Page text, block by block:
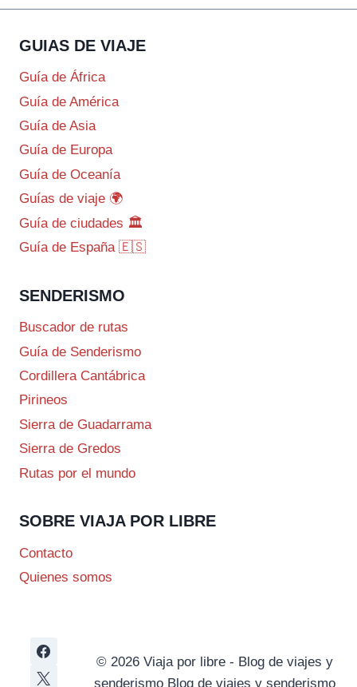
GUIAS DE VIAJE
Guía de África
Guía de América
Guía de Asia
Guía de Europa
Guía de Oceanía
Guías de viaje 🌍
Guía de ciudades 🏛️
Guía de España 🇪🇸
SENDERISMO
Buscador de rutas
Guía de Senderismo
Cordillera Cantábrica
Pirineos
Sierra de Guadarrama
Sierra de Gredos
Rutas por el mundo
SOBRE VIAJA POR LIBRE
Contacto
Quienes somos
© 2026 Viaja por libre - Blog de viajes y
senderismo Blog de viajes y senderismo